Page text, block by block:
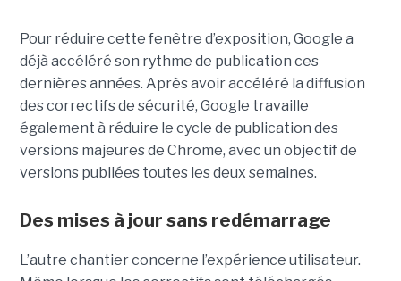
Pour réduire cette fenêtre d’exposition, Google a
déjà accéléré son rythme de publication ces
dernières années. Après avoir accéléré la diffusion
des correctifs de sécurité, Google travaille
également à réduire le cycle de publication des
versions majeures de Chrome, avec un objectif de
versions publiées toutes les deux semaines.
Des mises à jour sans redémarrage
L’autre chantier concerne l’expérience utilisateur.